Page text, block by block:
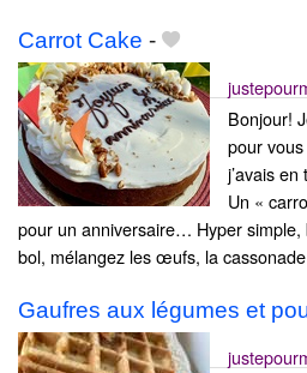
Carrot Cake -
Bonjour!
pour
j’avais
Un «
pour un anniversaire… Hyper
bol, mélangez les œufs, la
Gaufres aux légumes et